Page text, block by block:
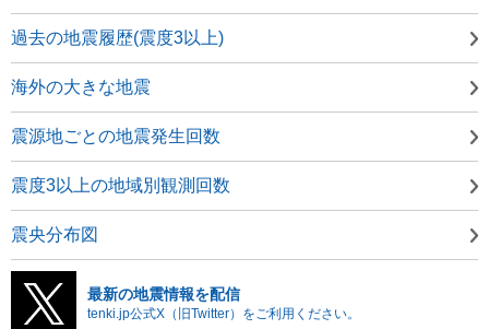
過去の地震履歴(震度3以上)
海外の大きな地震
震源地ごとの地震発生回数
震度3以上の地域別観測回数
震央分布図
最新の地震情報を配信
tenki.jp公式X（旧Twitter）をご利用ください。